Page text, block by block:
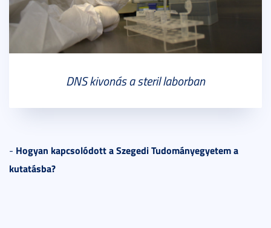
DNS kivonás a steril laborban
- Hogyan kapcsolódott a Szegedi Tudományegyetem a
kutatásba?